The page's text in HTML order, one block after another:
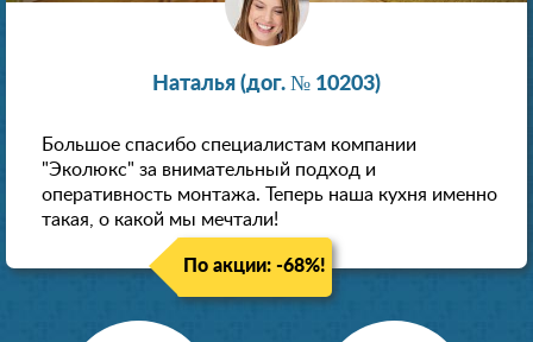
Наталья (дог. № 10203)
Большое спасибо специалистам компании
"Эколюкс" за внимательный подход и
оперативность монтажа. Теперь наша кухня именно
такая, о какой мы мечтали!
По акции: -68%!